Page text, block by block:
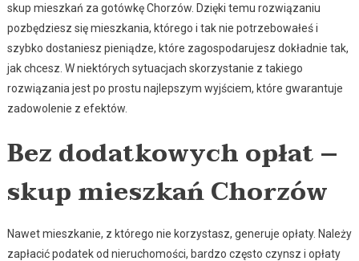
skup mieszkań za gotówkę Chorzów. Dzięki temu rozwiązaniu
pozbędziesz się mieszkania, którego i tak nie potrzebowałeś i
szybko dostaniesz pieniądze, które zagospodarujesz dokładnie tak,
jak chcesz. W niektórych sytuacjach skorzystanie z takiego
rozwiązania jest po prostu najlepszym wyjściem, które gwarantuje
zadowolenie z efektów.
Bez dodatkowych opłat –
skup mieszkań Chorzów
Nawet mieszkanie, z którego nie korzystasz, generuje opłaty. Należy
zapłacić podatek od nieruchomości, bardzo często czynsz i opłaty